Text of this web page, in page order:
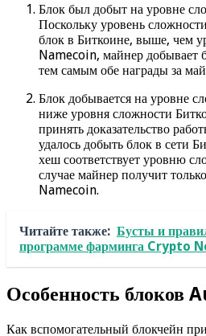
Блок был добыт на уровне
Поскольку уровень
блок в Биткоине, выше, чем
Namecoin, майнер добывает
тем самым обе награды за
Блок добывается на уровне
ниже уровня сложности
принять доказательство
удалось добыть блок в сети
хеш соответствует уровню
случае майнер получит
Namecoin.
Читайте также: Бусты и
программе фарминга Crypto
Особенность блоков
Как вспомогательный блокчейн